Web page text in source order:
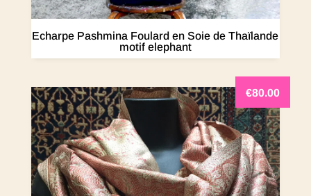
Echarpe Pashmina Foulard en Soie de Thaïlande
motif elephant
€80.00